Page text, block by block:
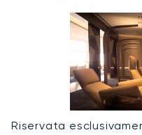
Riservata